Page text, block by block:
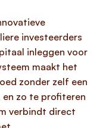
investeerders
inleggen voor
maakt het
zonder zelf een
en zo te profiteren
verbindt direct